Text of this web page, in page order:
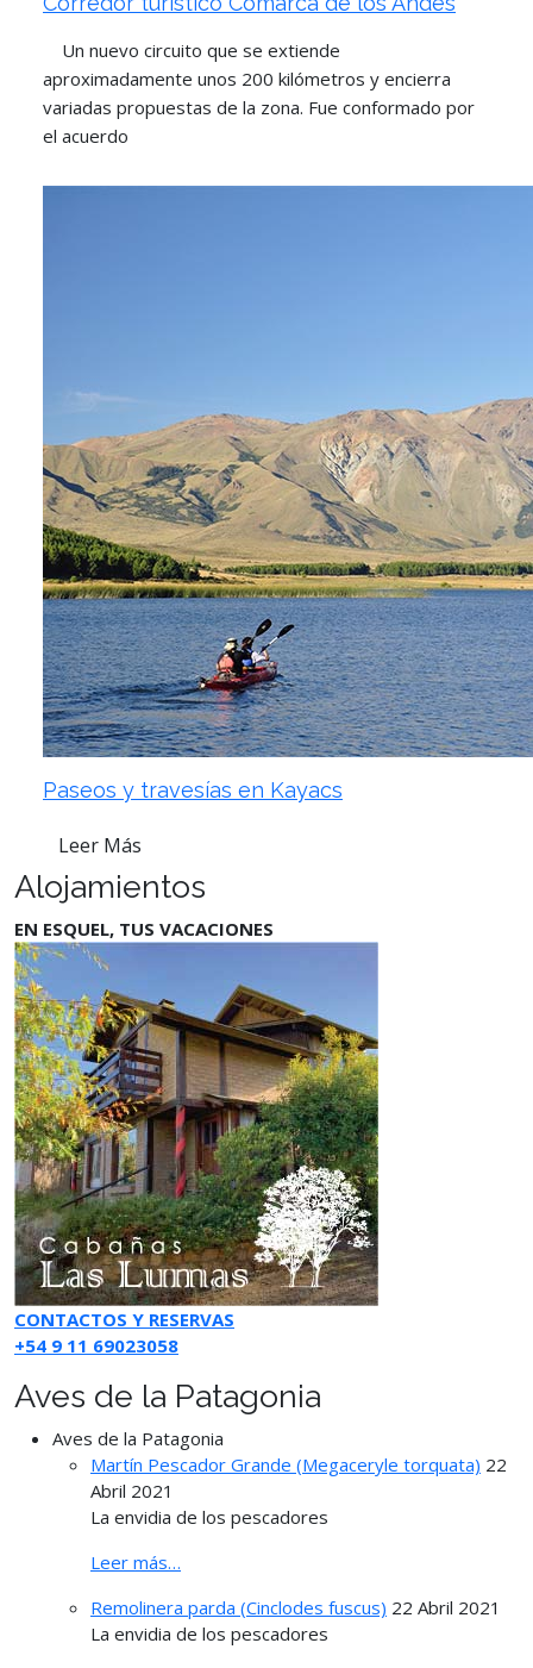
Un nuevo circuito que se extiende
aproximadamente unos 200 kilómetros y encierra
variadas propuestas de la zona. Fue conformado por
el acuerdo
Paseos y travesías en Kayacs
Leer Más
Alojamientos
EN ESQUEL, TUS VACACIONES
CONTACTOS Y RESERVAS
+54 9 11 69023058
Aves de la Patagonia
Aves de la Patagonia
Martín Pescador Grande (Megaceryle torquata) 22
Abril 2021
La envidia de los pescadores
Leer más…
Remolinera parda (Cinclodes fuscus) 22 Abril 2021
La envidia de los pescadores